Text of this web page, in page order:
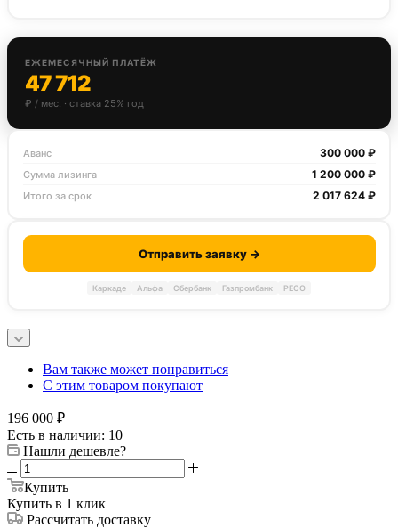
ЕЖЕМЕСЯЧНЫЙ ПЛАТЁЖ
47 712
₽ / мес. · ставка 25% год
Аванс 300 000 ₽
Сумма лизинга 1 200 000 ₽
Итого за срок 2 017 624 ₽
Отправить заявку →
Каркаде Альфа Сбербанк Газпромбанк РЕСО
Вам также может понравиться
С этим товаром покупают
196 000 ₽
Есть в наличии: 10
Нашли дешевле?
Купить
Купить в 1 клик
Рассчитать доставку